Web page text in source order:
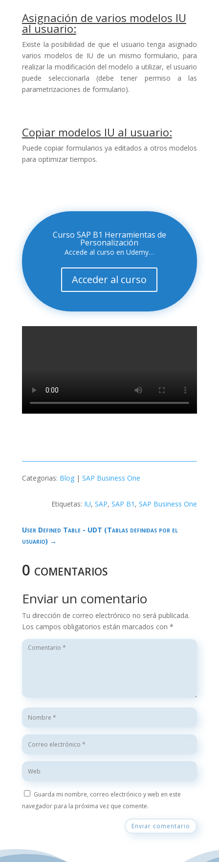
Asignación de varios modelos IU
al usuario:
Existe la posibilidad de que el usuario tenga asignado
varios modelos de IU de un mismo formulario, para
realizar la modificación del modelo a utilizar, el usuario
puede seleccionarla (debe tener permiso a las
parametrizaciones de formulario).
Copiar modelos IU al usuario:
Puede copiar formularios ya editados a otros modelos
para optimizar tiempos.
Curso SAP B1 Herramientas de
Personalización
Accede al curso en Udemy…
Acceder al curso
Categorias: Blog| SAP Business One
Etiquetas: IU,SAP,SAP B1 ,SAP Business One
User Defined Table - UDT (Tablas definidas por el
usuario) →
0 comentarios
Enviar un comentario
Tu dirección de correo electrónico no será publicada.
Los campos obligatorios están marcados con *
Guarda mi nombre, correo electrónico y web en este
navegador para la próxima vez que comente.
Enviar comentario